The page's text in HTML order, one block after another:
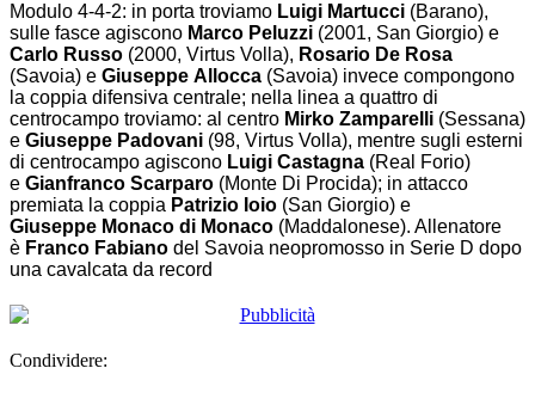
Modulo 4-4-2: in porta troviamo Luigi Martucci (Barano),
sulle fasce agiscono Marco Peluzzi (2001, San Giorgio) e
Carlo Russo (2000, Virtus Volla), Rosario De Rosa
(Savoia) e Giuseppe Allocca (Savoia) invece compongono
la coppia difensiva centrale; nella linea a quattro di
centrocampo troviamo: al centro Mirko Zamparelli (Sessana)
e Giuseppe Padovani (98, Virtus Volla), mentre sugli esterni
di centrocampo agiscono Luigi Castagna (Real Forio)
e Gianfranco Scarparo (Monte Di Procida); in attacco
premiata la coppia Patrizio Ioio (San Giorgio) e
Giuseppe Monaco di Monaco (Maddalonese). Allenatore
è Franco Fabiano del Savoia neopromosso in Serie D dopo
una cavalcata da record
Condividere: